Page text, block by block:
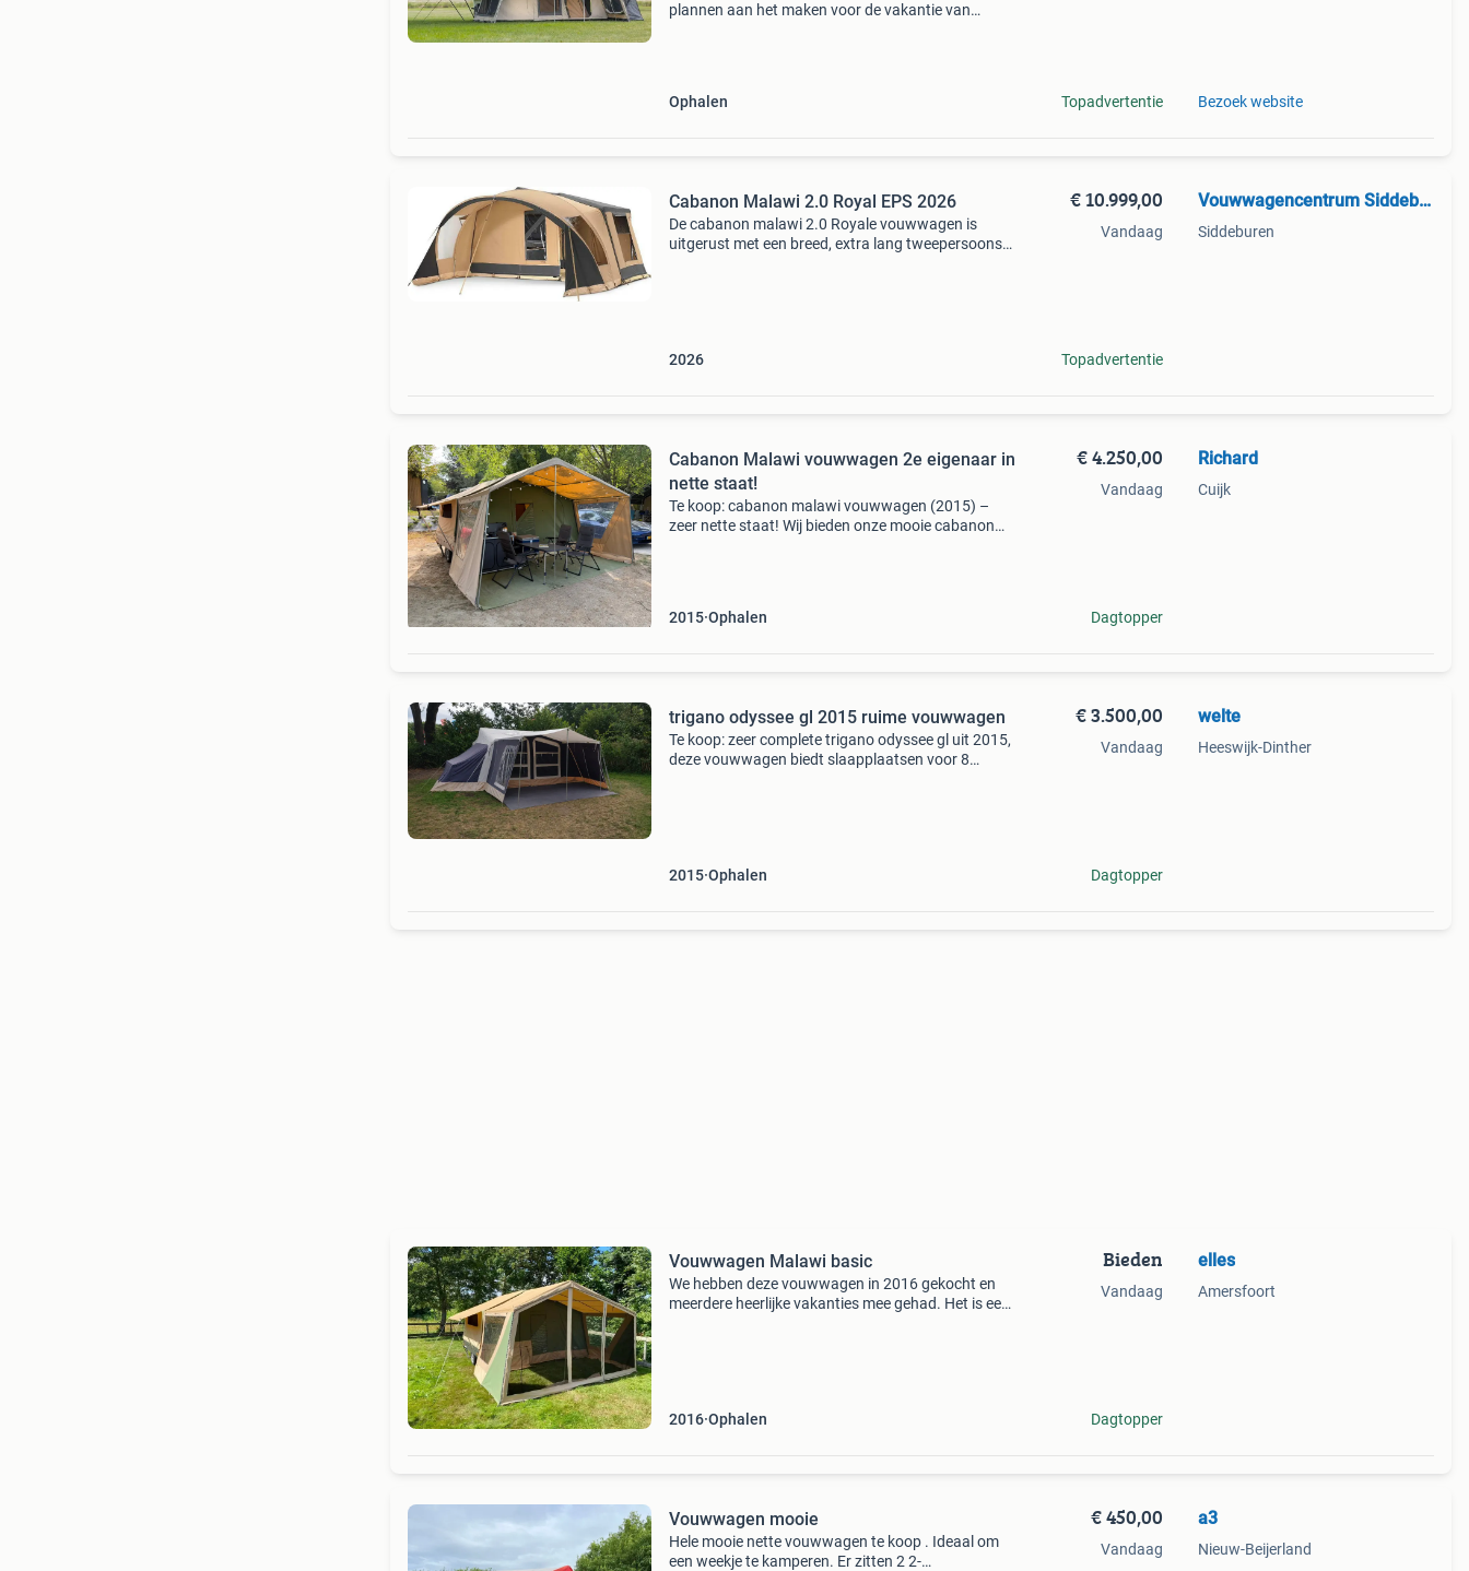
plannen aan het maken voor de vakantie van
Ophalen
Topadvertentie Bezoek website
Cabanon Malawi 2.0 Royal EPS 2026
De cabanon malawi 2.0 Royale vouwwagen is
uitgerust met een breed, extra lang tweepersoons
2026
€ 10.999,00
Vandaag
Topadvertentie
Vouwwagencentrum Siddeburen
Siddeburen
Cabanon Malawi vouwwagen 2e eigenaar in
nette staat!
Te koop: cabanon malawi vouwwagen (2015) –
zeer nette staat! Wij bieden onze mooie cabanon
2015 Ophalen
€ 4.250,00
Vandaag
Dagtopper
Richard
Cuijk
trigano odyssee gl 2015 ruime vouwwagen
Te koop: zeer complete trigano odyssee gl uit 2015,
deze vouwwagen biedt slaapplaatsen voor 8
2015 Ophalen
€ 3.500,00
Vandaag
Dagtopper
welte
Heeswijk-Dinther
Vouwwagen Malawi basic
We hebben deze vouwwagen in 2016 gekocht en
meerdere heerlijke vakanties mee gehad. Het is een
2016 Ophalen
Bieden
Vandaag
Dagtopper
elles
Amersfoort
Vouwwagen mooie
Hele mooie nette vouwwagen te koop . Ideaal om
een weekje te kamperen. Er zitten 2 2-
€ 450,00
Vandaag
a3
Nieuw-Beijerland